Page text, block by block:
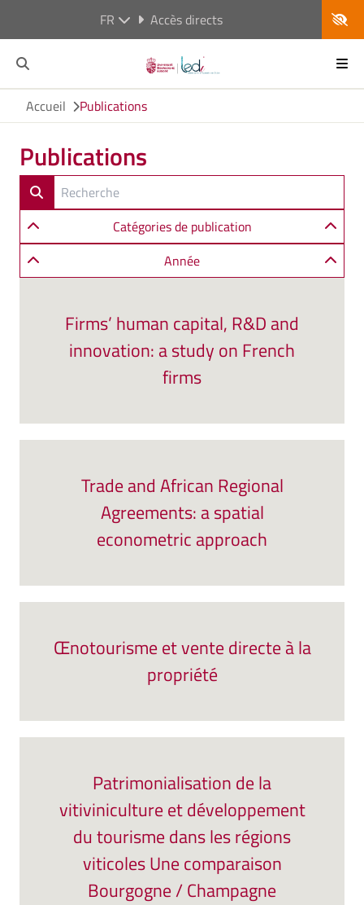
FR Accès directs
Accueil Publications
Publications
Catégories de publication
Année
Firms’ human capital, R&D and
innovation: a study on French
firms
Trade and African Regional
Agreements: a spatial
econometric approach
Œnotourisme et vente directe à la
propriété
Patrimonialisation de la
vitiviniculture et développement
du tourisme dans les régions
viticoles Une comparaison
Bourgogne / Champagne